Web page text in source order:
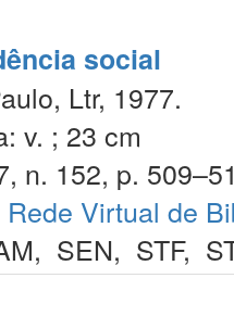
social
Ltr, 1977.
v. ; 23 cm
n. 152, p.
Rede Virtual de
, SEN, STF,